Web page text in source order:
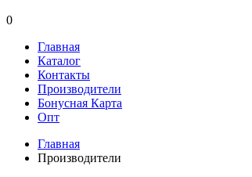
0
Главная
Каталог
Контакты
Производители
Бонусная Карта
Опт
Главная
Производители